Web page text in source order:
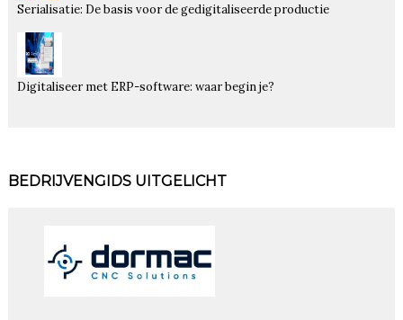
Serialisatie: De basis voor de gedigitaliseerde productie
Digitaliseer met ERP-software: waar begin je?
BEDRIJVENGIDS UITGELICHT